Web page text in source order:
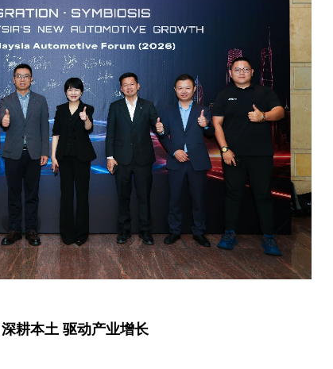
耕本土 驱动产业增长